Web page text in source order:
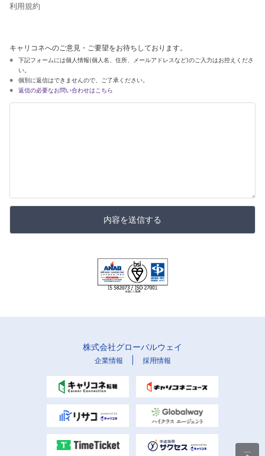
利用規約
キャリコネへのご意見・ご要望をお待ちしております。
下記フォームには個人情報(個人名、住所、メールアドレスなど)のご入力はお控えくださ
い。
個別に返信はできませんので、ご了承ください。
返信の必要なお問い合わせはこちら
内容を送信する
株式会社グローバルウェイ
企業情報 採用情報